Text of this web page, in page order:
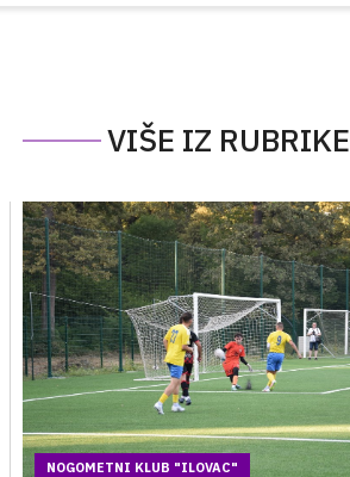
VIŠE IZ RUBRIKE
NOGOMETNI KLUB "ILOVAC"